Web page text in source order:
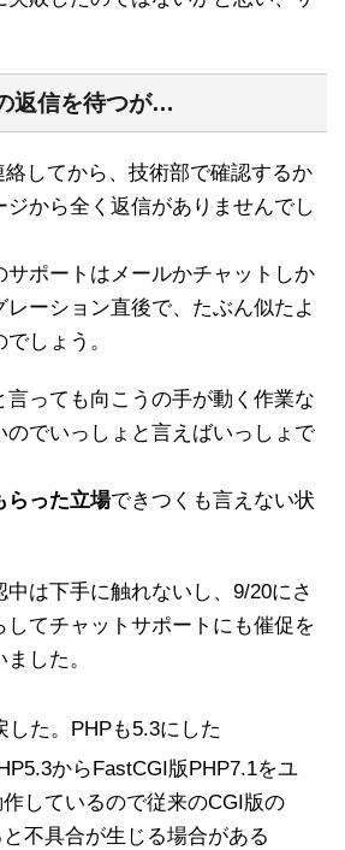
返信を待つが…
してから、技術部で確認するか
ジから全く返信がありませんでし
サポートはメールかチャットしか
ーション直後で、たぶん似たよ
しょう。
言っても向こうの手が動く作業な
のでいっしょと言えばいっしょで
らった立場できつくも言えない状
は下手に触れないし、9/20にさ
してチャットサポートにも催促を
した。
した。PHPも5.3にした
からFastCGI版PHP7.1をユ
しているので従来のCGI版の
不具合が生じる場合がある